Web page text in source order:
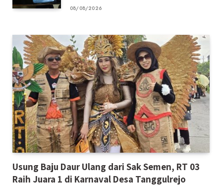
08/08/2026
Usung Baju Daur Ulang dari Sak Semen, RT 03
Raih Juara 1 di Karnaval Desa Tanggulrejo